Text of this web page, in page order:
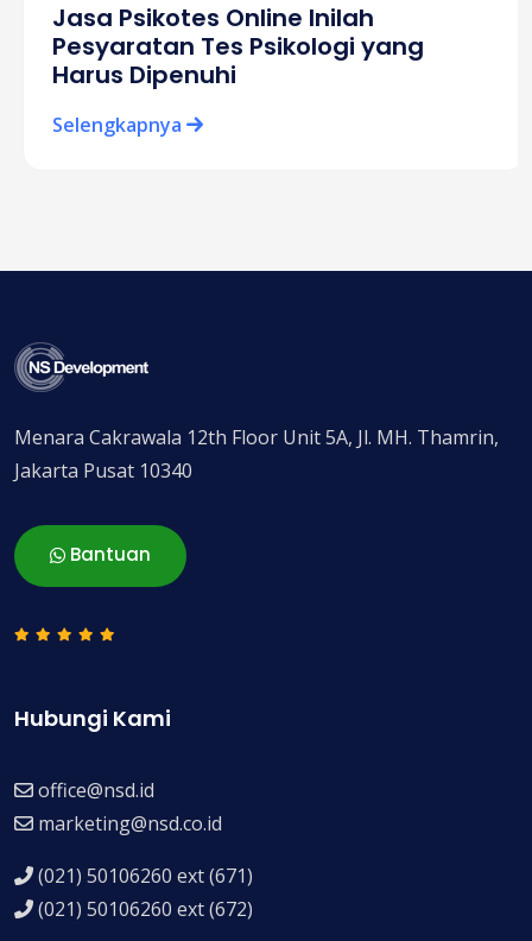
Jasa Psikotes Online Inilah
Pesyaratan Tes Psikologi yang
Harus Dipenuhi
Selengkapnya
Menara Cakrawala 12th Floor Unit 5A, Jl. MH. Thamrin,
Jakarta Pusat 10340
Bantuan
Hubungi Kami
office@nsd.id
marketing@nsd.co.id
(021) 50106260 ext (671)
(021) 50106260 ext (672)